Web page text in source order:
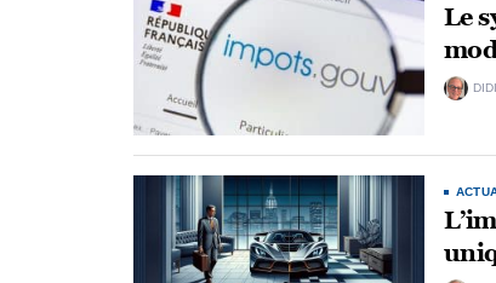
Le